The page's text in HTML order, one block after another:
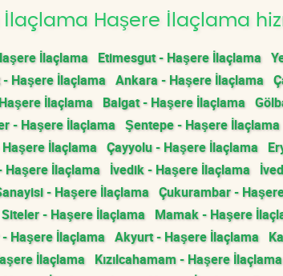
İlaçlama Haşere İlaçlama
İlaçlama Etimesgut - Haşere İlaçlama
- Haşere İlaçlama Ankara - Haşere İlaçlama
İlaçlama Balgat - Haşere İlaçlama
- Haşere İlaçlama Şentepe - Haşere İlaçlama
İlaçlama Çayyolu - Haşere İlaçlama
Haşere İlaçlama İvedik - Haşere İlaçlama
- Haşere İlaçlama Çukurambar -
Siteler - Haşere İlaçlama Mamak - Haşere
Haşere İlaçlama Akyurt - Haşere İlaçlama
İlaçlama Kızılcahamam - Haşere İlaçlama